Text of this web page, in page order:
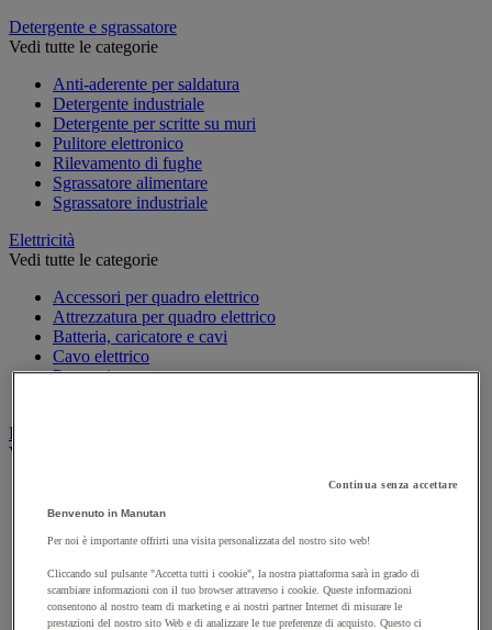
Detergente e sgrassatore
Vedi tutte le categorie
Anti-aderente per saldatura
Detergente industriale
Detergente per scritte su muri
Pulitore elettronico
Rilevamento di fughe
Sgrassatore alimentare
Sgrassatore industriale
Elettricità
Vedi tutte le categorie
Accessori per quadro elettrico
Attrezzatura per quadro elettrico
Batteria, caricatore e cavi
Cavo elettrico
Presa e interruttore
Illuminazione
Vedi tutte le categorie
Lampada da officina
Lampada portatile
Lampadina
Proiettore da cantiere
Torcia
Continua senza accettare
Benvenuto in Manutan
Per noi è importante offrirti una visita personalizzata del nostro sito web!
Cliccando sul pulsante "Accetta tutti i cookie", la nostra piattaforma sarà in grado di
scambiare informazioni con il tuo browser attraverso i cookie. Queste informazioni
consentono al nostro team di marketing e ai nostri partner Internet di misurare le
prestazioni del nostro sito Web e di analizzare le tue preferenze di acquisto. Questo ci